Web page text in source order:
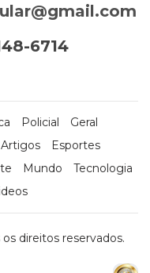
6714
Policial
Geral
Artigos
Esportes
Mundo
Tecnologia
direitos reservados.